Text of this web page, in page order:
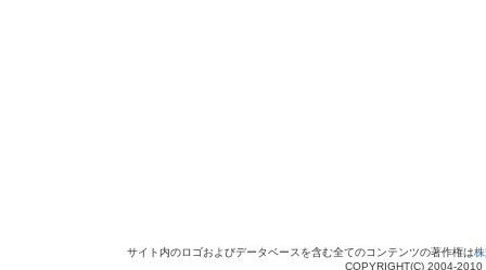
サイト内のロゴおよびデータベースを含む全てのコンテンツの著作権は
COPYRIGHT(C) 2004-